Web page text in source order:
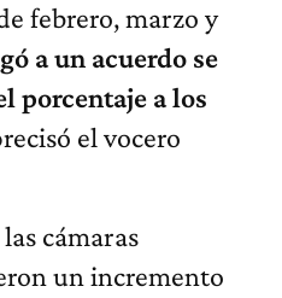
febrero, marzo y
a un acuerdo se
porcentaje a los
el vocero
cámaras
un incremento